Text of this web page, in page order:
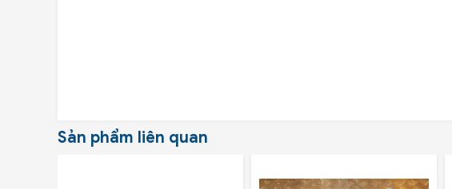
Sản phẩm liên quan